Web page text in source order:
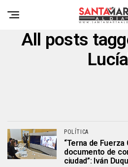
All posts
POLÍTICA
“Terna de
documento de
ciudad”: Iván